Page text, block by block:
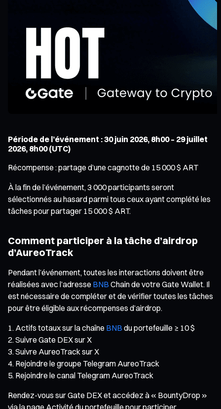
Période de l’événement : 30 juin 2026, 8h00 – 29 juillet
2026, 8h00 (UTC)
Récompense : partage d’une cagnotte de 15 000 $ ART
À la fin de l’événement, 3 000 participants seront
sélectionnés au hasard parmi tous ceux ayant complété les
tâches pour partager 15 000 $ ART.
Comment participer à la tâche d’airdrop
d’AureoTrack
Pendant l’événement, toutes les interactions doivent être
réalisées avec l’adresse BNB Chain de votre Gate Wallet. Il
est nécessaire de compléter et de vérifier toutes les tâches
pour être éligible aux récompenses d’airdrop.
Actifs totaux sur la chaîne BNB du portefeuille ≥ 10 $
Suivre Gate DEX sur X
Suivre AureoTrack sur X
Rejoindre le groupe Telegram AureoTrack
Rejoindre le canal Telegram AureoTrack
Rendez-vous sur Gate DEX et accédez à « BountyDrop »
via la page Activité du portefeuille pour participer.